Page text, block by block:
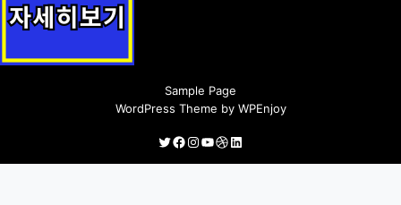
Sample Page
WordPress Theme by WPEnjoy
Twitter
Facebook
Instagram
YouTube
Dribbble
LinkedIn